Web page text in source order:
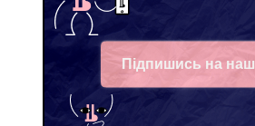
Підпишись на наш
Telegram